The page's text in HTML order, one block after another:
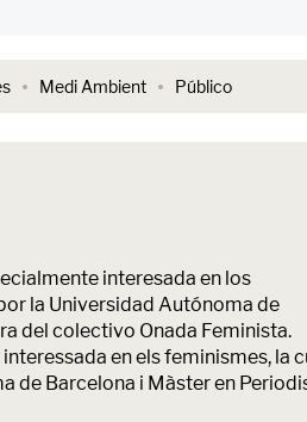
Medi Ambient Público
interesada en los
la Universidad Autónoma de
del colectivo Onada Feminista.
en els feminismes, la
de Barcelona i Màster en